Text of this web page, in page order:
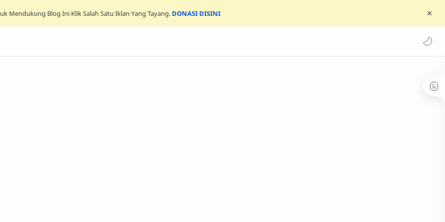
Mendukung Blog Ini Klik Salah Satu Iklan Yang Tayang. DONASI DISINI